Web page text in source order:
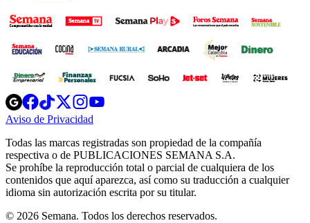
Opens
in
new
Opens
in
new
Opens
in
new
window
Opens
new
windowwindow
Aviso de Privacidad
new
window
Todas las marcas registradas son propiedad de la compañía
respectiva o de PUBLICACIONES SEMANA S.A.
Se prohíbe la reproducción total o parcial de cualquiera de los
contenidos que aquí aparezca, así como su traducción a cualquier
idioma sin autorización escrita por su titular.
© 2026 Semana. Todos los derechos reservados.